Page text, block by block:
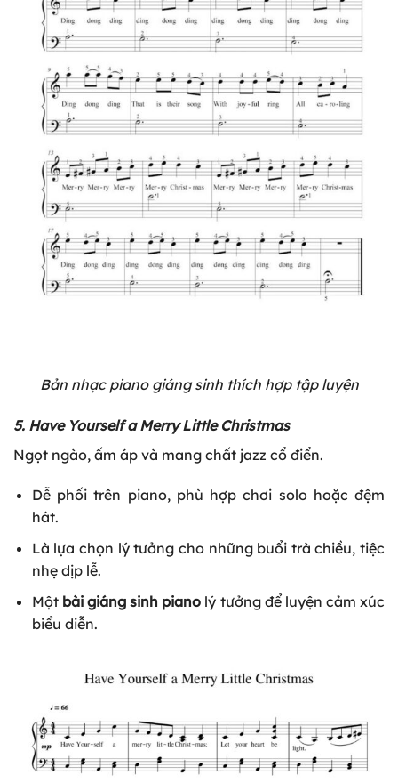
Bản nhạc piano giáng sinh thích hợp tập luyện
5. Have Yourself a Merry Little Christmas
Ngọt ngào, ấm áp và mang chất jazz cổ điển.
Dễ phối trên piano, phù hợp chơi solo hoặc đệm
hát.
Là lựa chọn lý tưởng cho những buổi trà chiều, tiệc
nhẹ dịp lễ.
Một bài giáng sinh piano lý tưởng để luyện cảm xúc
biểu diễn.